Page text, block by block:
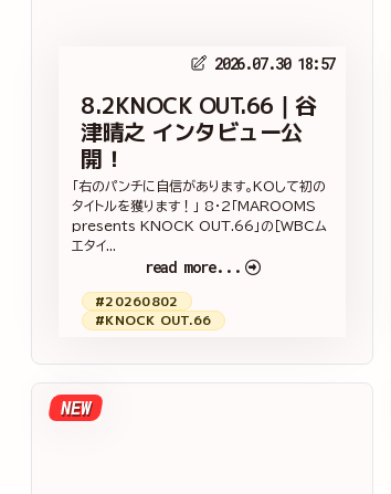
2026.07.30 18:57
8.2KNOCK OUT.66｜谷
津晴之 インタビュー公
開！
「右のパンチに自信があります。KOして初の
タイトルを獲ります！」 8・2「MAROOMS
presents KNOCK OUT.66」の［WBCム
エタイ...
read more...
#20260802
#KNOCK OUT.66
NEW